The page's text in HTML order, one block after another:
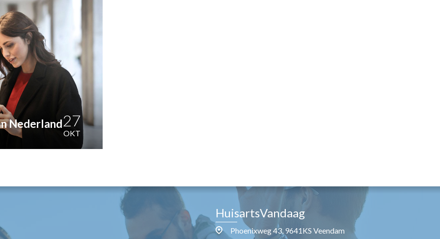
Nederland27
OKT
HuisartsVandaag
Phoenixweg 43, 9641KS Veendam